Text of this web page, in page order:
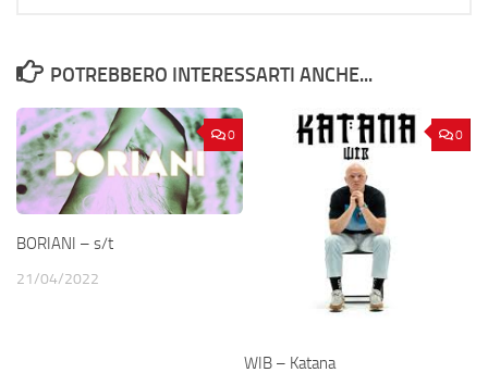
POTREBBERO INTERESSARTI ANCHE...
0
BORIANI – s/t
21/04/2022
0
WIB – Katana